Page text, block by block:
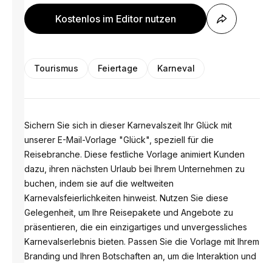
Kostenlos im Editor nutzen
Tourismus Feiertage Karneval
Sichern Sie sich in dieser Karnevalszeit Ihr Glück mit
unserer E-Mail-Vorlage "Glück", speziell für die
Reisebranche. Diese festliche Vorlage animiert Kunden
dazu, ihren nächsten Urlaub bei Ihrem Unternehmen zu
buchen, indem sie auf die weltweiten
Karnevalsfeierlichkeiten hinweist. Nutzen Sie diese
Gelegenheit, um Ihre Reisepakete und Angebote zu
präsentieren, die ein einzigartiges und unvergessliches
Karnevalserlebnis bieten. Passen Sie die Vorlage mit Ihrem
Branding und Ihren Botschaften an, um die Interaktion und